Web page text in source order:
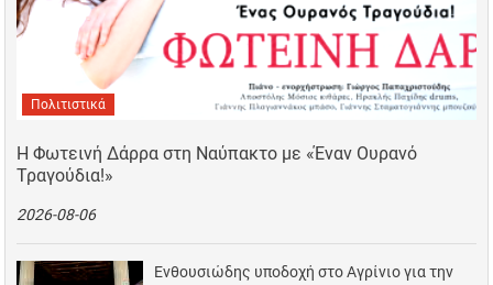
Πολιτιστικά
Η Φωτεινή Δάρρα στη Ναύπακτο με «Έναν Ουρανό
Τραγούδια!»
2026-08-06
Ενθουσιώδης υποδοχή στο Αγρίνιο για την